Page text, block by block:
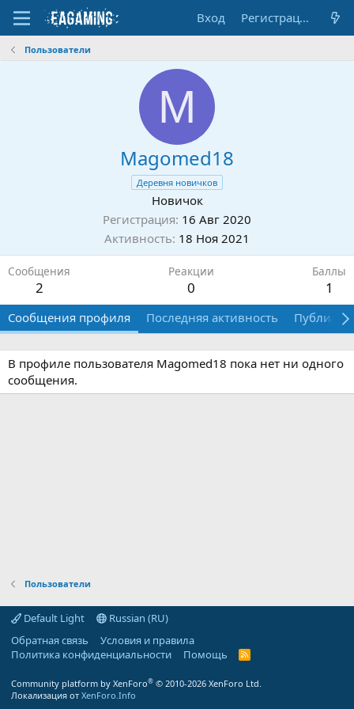
Вход Регистрация
Пользователи
M
Magomed18
Деревня новичков
Новичок
Регистрация 16 Авг 2020
Активность 18 Ноя 2021
Сообщения
2
Реакции
0
Баллы
1
Сообщения профиля Последняя активность
В профиле пользователя Magomed18 пока нет ни одного
сообщения.
Пользователи
Default Light
Russian (RU)
Обратная связь
Условия и правила
Политика конфиденциальности
Помощь
R
Community platform by XenForo® © 2010-2026 XenForo Ltd.
Локализация от XenForo.Info